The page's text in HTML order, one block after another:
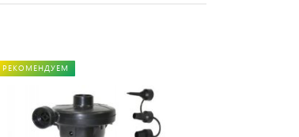
РЕКОМЕНДУЕМ